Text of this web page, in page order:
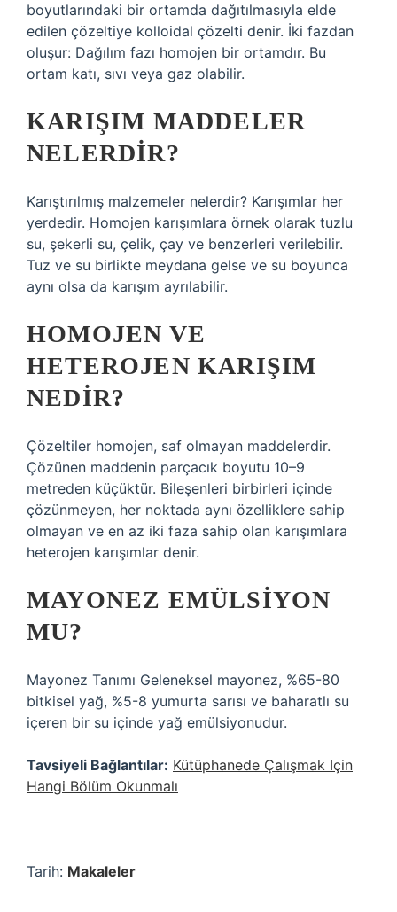
boyutlarındaki bir ortamda dağıtılmasıyla elde
edilen çözeltiye kolloidal çözelti denir. İki fazdan
oluşur: Dağılım fazı homojen bir ortamdır. Bu
ortam katı, sıvı veya gaz olabilir.
KARIŞIM MADDELER
NELERDIR?
Karıştırılmış malzemeler nelerdir? Karışımlar her
yerdedir. Homojen karışımlara örnek olarak tuzlu
su, şekerli su, çelik, çay ve benzerleri verilebilir.
Tuz ve su birlikte meydana gelse ve su boyunca
aynı olsa da karışım ayrılabilir.
HOMOJEN VE
HETEROJEN KARIŞIM
NEDIR?
Çözeltiler homojen, saf olmayan maddelerdir.
Çözünen maddenin parçacık boyutu 10–9
metreden küçüktür. Bileşenleri birbirleri içinde
çözünmeyen, her noktada aynı özelliklere sahip
olmayan ve en az iki faza sahip olan karışımlara
heterojen karışımlar denir.
MAYONEZ EMÜLSIYON
MU?
Mayonez Tanımı Geleneksel mayonez, %65-80
bitkisel yağ, %5-8 yumurta sarısı ve baharatlı su
içeren bir su içinde yağ emülsiyonudur.
Tavsiyeli Bağlantılar: Kütüphanede Çalışmak Için
Hangi Bölüm Okunmalı
Tarih: Makaleler